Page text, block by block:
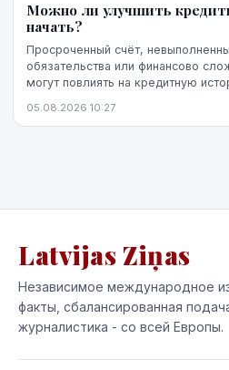
Можно ли улучшить
начать?
Просроченный счёт,
обязательства или финансово
могут повлиять на кредитную
невозможно изменить.
05.08.2026 10:27
Latvijas Ziņas
Независимое международное
факты, сбалансированная
журналистика - со всей Европы.